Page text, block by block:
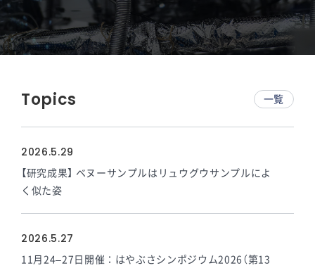
Topics
2026.5.29
【研究成果】 ベヌーサンプルはリュウグウサンプルによ
く似た姿
2026.5.27
11月24–27日開催：はやぶさシンポジウム2026（第13
一覧